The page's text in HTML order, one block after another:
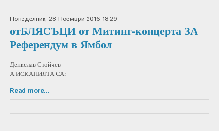
Понеделник, 28 Ноември 2016 18:29
отБЛЯСЪЦИ от Митинг-концерта ЗА
Референдум в Ямбол
Денислав Стойчев
А ИСКАНИЯТА СА:
Read more...